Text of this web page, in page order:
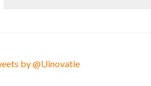
by @Uinovatie